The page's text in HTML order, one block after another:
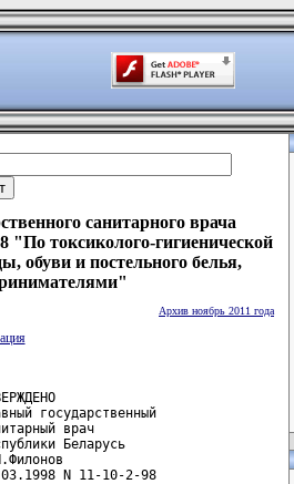
санитарного врача
"По токсиколого-гигиенической
обуви и постельного белья,
Архив ноябрь 2011 года
государственный
врач
Беларусь
N 11-10-2-98